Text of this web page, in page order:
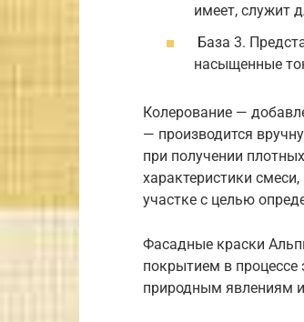
имеет, служит
База 3.
насыщенные
Колерование —
— производится
при получении
характеристики
участке с целью
Фасадные краски
покрытием в процессе
природным явлениям